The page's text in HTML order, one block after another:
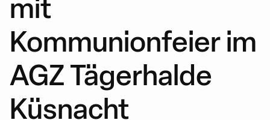
mit
Kommunionfeier im
AGZ Tägerhalde
Küsnacht